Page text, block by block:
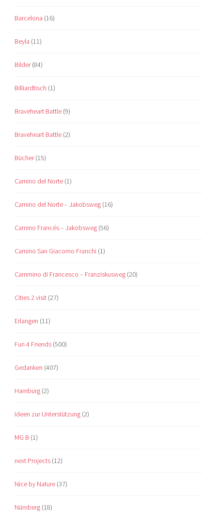
Barcelona (16)
Beyla (11)
Bilder(84)
Billiardtisch (1)
Braveheart Battle (9)
Braveheart Battle (2)
Bücher(15)
Camino del Norte (1)
Camino del Norte – Jakobsweg (16)
Camino Francés – Jakobsweg (56)
Camino San Giacomo Franchi (1)
Cammino di Francesco – Franziskusweg (20)
Cities 2 visit (27)
Erlangen (11)
Fun 4 Friends (500)
Gedanken (407)
Hamburg (2)
Ideen zur Unterstützung (2)
MG B (1)
next Projects (12)
Nice by Nature (37)
Nürnberg (18)